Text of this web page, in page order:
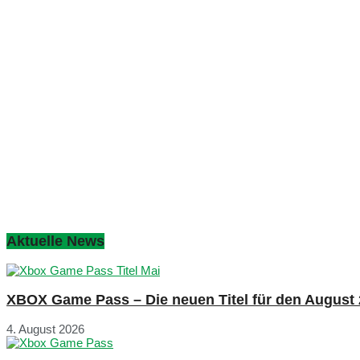
Aktuelle News
XBOX Game Pass – Die neuen Titel für den August
4. August 2026